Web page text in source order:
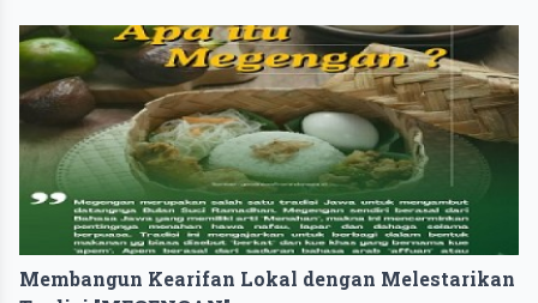
Membangun Kearifan Lokal dengan Melestarikan